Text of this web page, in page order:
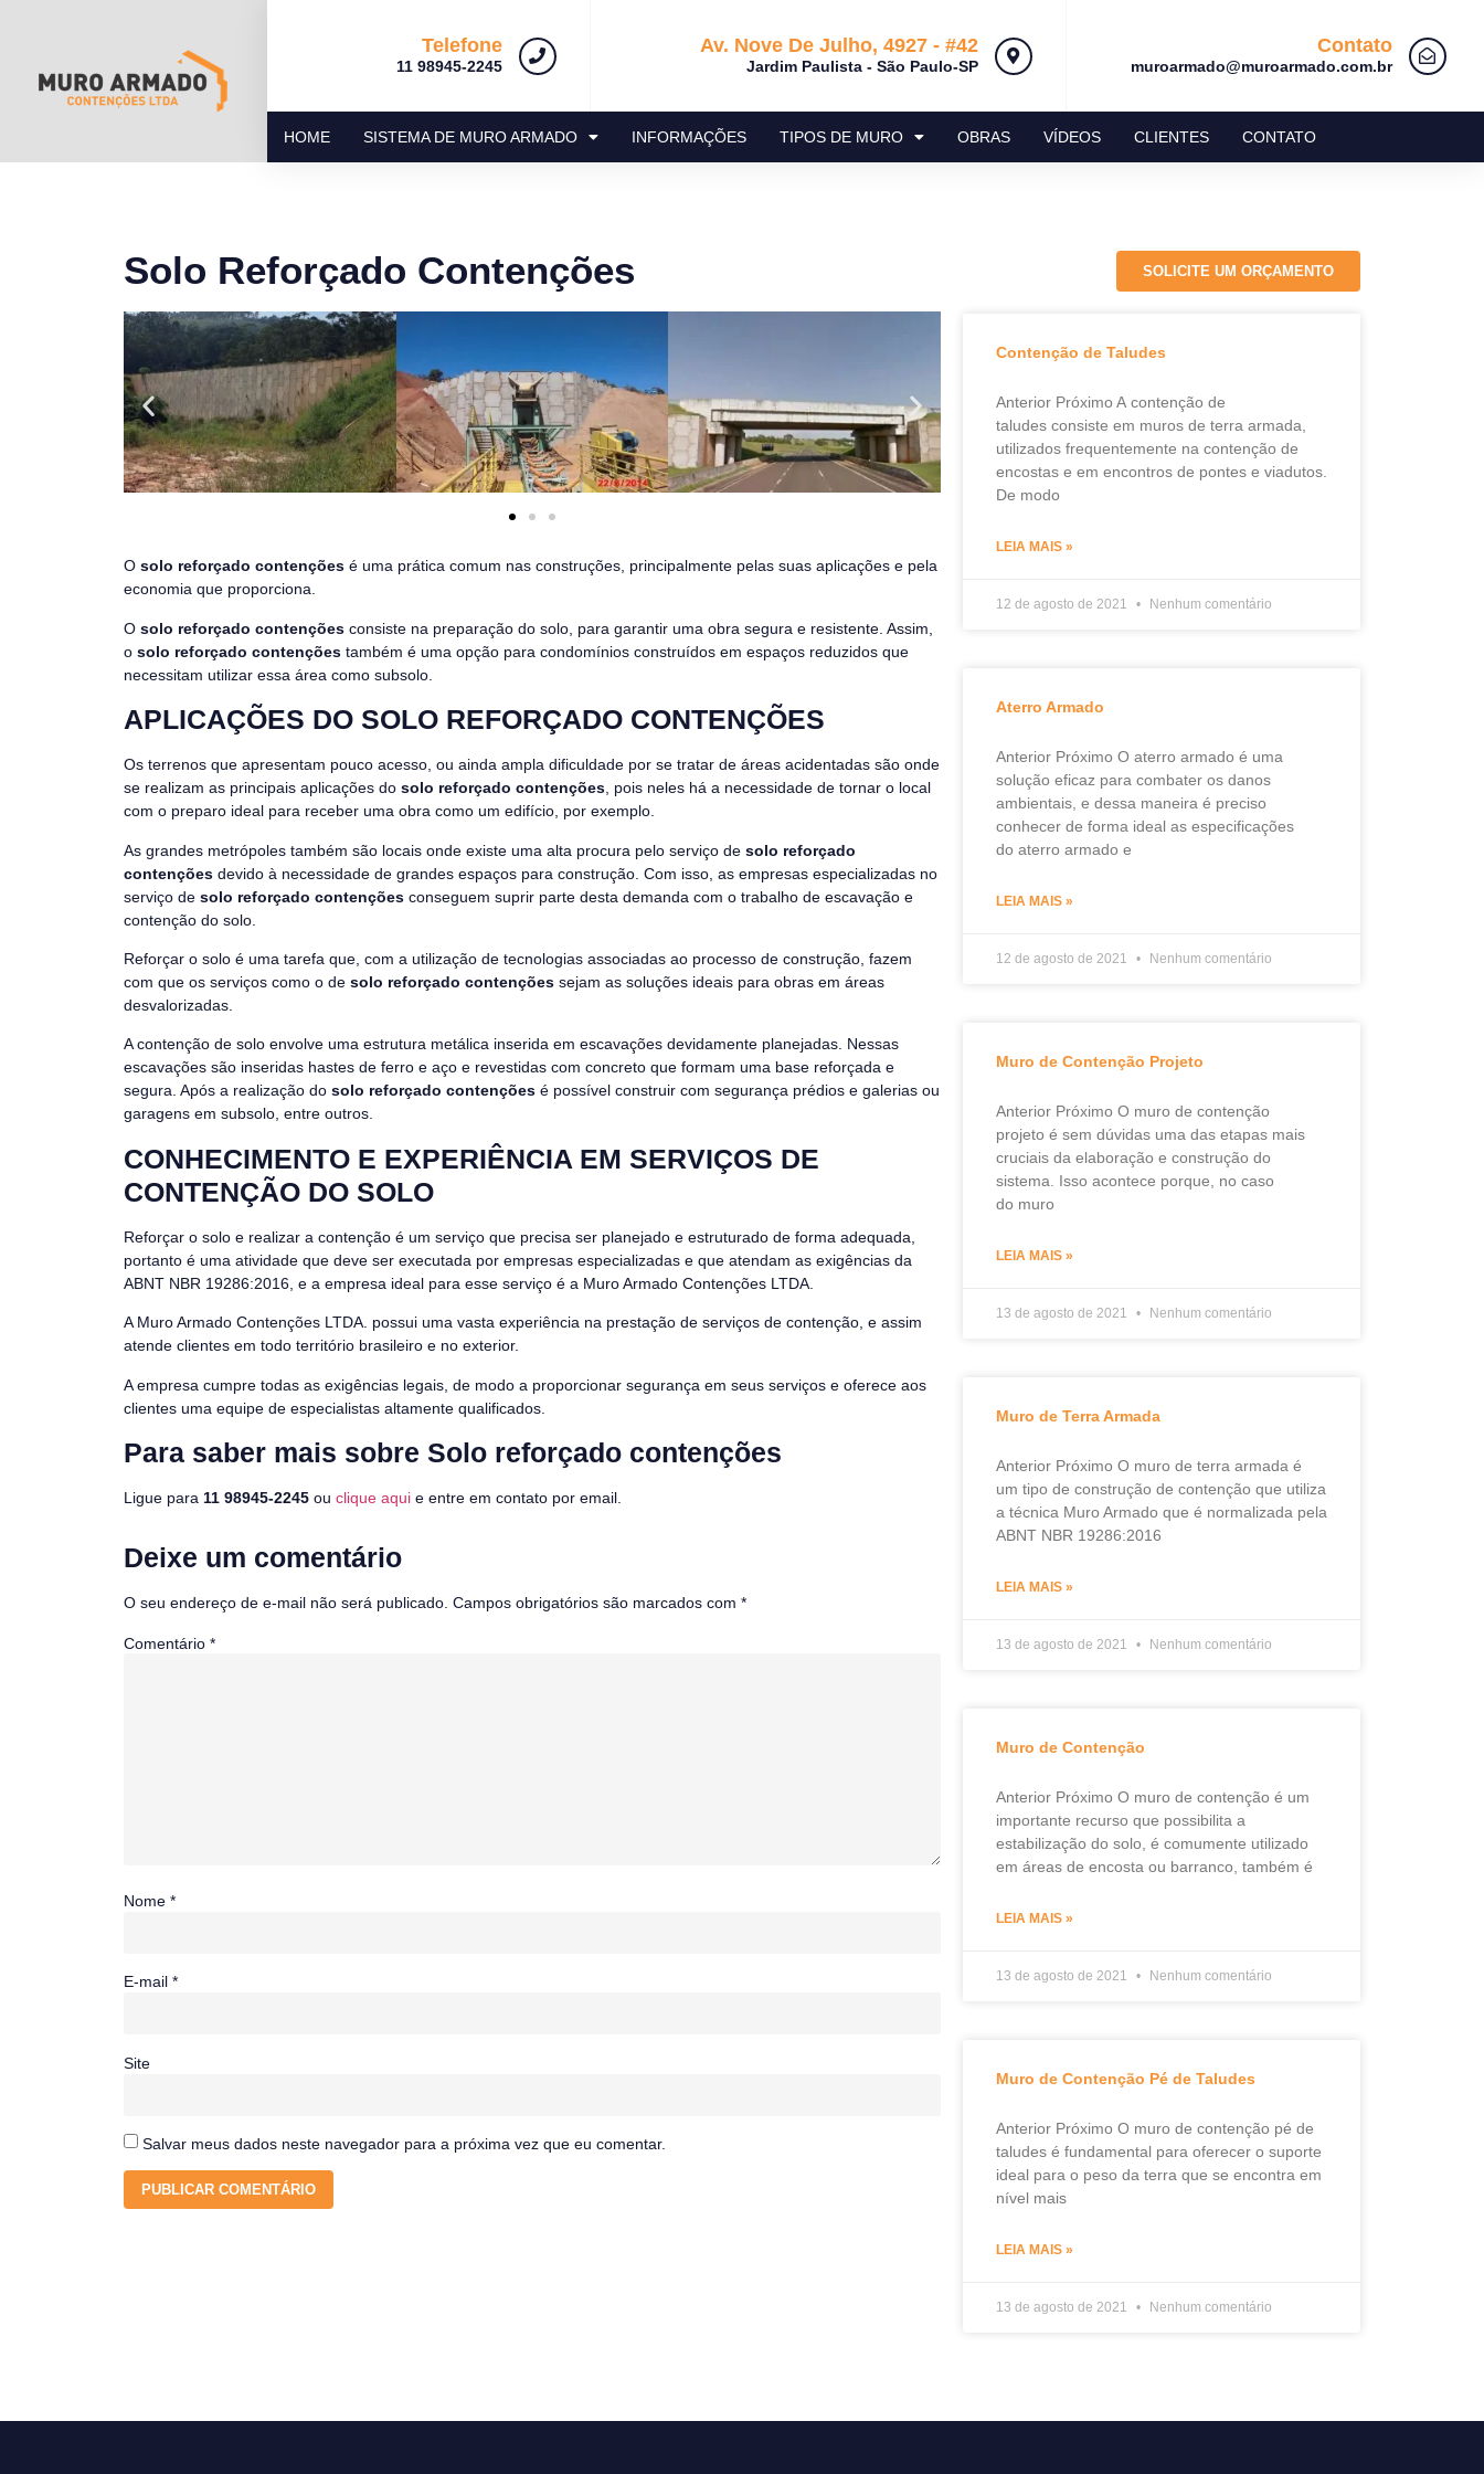
Telefone
11 98945-2245
Av. Nove De Julho, 4927 - #42
Jardim Paulista - São Paulo-SP
Contato
muroarmado@muroarmado.com.br
HOME SISTEMA DE MURO ARMADO INFORMAÇÕES TIPOS DE MURO OBRAS VÍDEOS CLIENTES CONTATO
Solo Reforçado Contenções
O solo reforçado contenções é uma prática comum nas construções, principalmente pelas suas aplicações e pela
economia que proporciona.
O solo reforçado contenções consiste na preparação do solo, para garantir uma obra segura e resistente. Assim,
o solo reforçado contenções também é uma opção para condomínios construídos em espaços reduzidos que
necessitam utilizar essa área como subsolo.
APLICAÇÕES DO SOLO REFORÇADO CONTENÇÕES
Os terrenos que apresentam pouco acesso, ou ainda ampla dificuldade por se tratar de áreas acidentadas são onde
se realizam as principais aplicações do solo reforçado contenções, pois neles há a necessidade de tornar o local
com o preparo ideal para receber uma obra como um edifício, por exemplo.
As grandes metrópoles também são locais onde existe uma alta procura pelo serviço de solo reforçado
contenções devido à necessidade de grandes espaços para construção. Com isso, as empresas especializadas no
serviço de solo reforçado contenções conseguem suprir parte desta demanda com o trabalho de escavação e
contenção do solo.
Reforçar o solo é uma tarefa que, com a utilização de tecnologias associadas ao processo de construção, fazem
com que os serviços como o de solo reforçado contenções sejam as soluções ideais para obras em áreas
desvalorizadas.
A contenção de solo envolve uma estrutura metálica inserida em escavações devidamente planejadas. Nessas
escavações são inseridas hastes de ferro e aço e revestidas com concreto que formam uma base reforçada e
segura. Após a realização do solo reforçado contenções é possível construir com segurança prédios e galerias ou
garagens em subsolo, entre outros.
CONHECIMENTO E EXPERIÊNCIA EM SERVIÇOS DE
CONTENÇÃO DO SOLO
Reforçar o solo e realizar a contenção é um serviço que precisa ser planejado e estruturado de forma adequada,
portanto é uma atividade que deve ser executada por empresas especializadas e que atendam as exigências da
ABNT NBR 19286:2016, e a empresa ideal para esse serviço é a Muro Armado Contenções LTDA.
A Muro Armado Contenções LTDA. possui uma vasta experiência na prestação de serviços de contenção, e assim
atende clientes em todo território brasileiro e no exterior.
A empresa cumpre todas as exigências legais, de modo a proporcionar segurança em seus serviços e oferece aos
clientes uma equipe de especialistas altamente qualificados.
Para saber mais sobre Solo reforçado contenções
Ligue para 11 98945-2245 ou clique aqui e entre em contato por email.
Deixe um comentário
O seu endereço de e-mail não será publicado. Campos obrigatórios são marcados com *
Comentário *
Nome *
E-mail *
Site
Salvar meus dados neste navegador para a próxima vez que eu comentar.
SOLICITE UM ORÇAMENTO
Contenção de Taludes
Anterior Próximo A contenção de
taludes consiste em muros de terra armada,
utilizados frequentemente na contenção de
encostas e em encontros de pontes e viadutos.
De modo
LEIA MAIS »
12 de agosto de 2021 Nenhum comentário
Aterro Armado
Anterior Próximo O aterro armado é uma
solução eficaz para combater os danos
ambientais, e dessa maneira é preciso
conhecer de forma ideal as especificações
do aterro armado e
LEIA MAIS »
12 de agosto de 2021 Nenhum comentário
Muro de Contenção Projeto
Anterior Próximo O muro de contenção
projeto é sem dúvidas uma das etapas mais
cruciais da elaboração e construção do
sistema. Isso acontece porque, no caso
do muro
LEIA MAIS »
13 de agosto de 2021 Nenhum comentário
Muro de Terra Armada
Anterior Próximo O muro de terra armada é
um tipo de construção de contenção que utiliza
a técnica Muro Armado que é normalizada pela
ABNT NBR 19286:2016
LEIA MAIS »
13 de agosto de 2021 Nenhum comentário
Muro de Contenção
Anterior Próximo O muro de contenção é um
importante recurso que possibilita a
estabilização do solo, é comumente utilizado
em áreas de encosta ou barranco, também é
LEIA MAIS »
13 de agosto de 2021 Nenhum comentário
Muro de Contenção Pé de Taludes
Anterior Próximo O muro de contenção pé de
taludes é fundamental para oferecer o suporte
ideal para o peso da terra que se encontra em
nível mais
LEIA MAIS »
13 de agosto de 2021 Nenhum comentário